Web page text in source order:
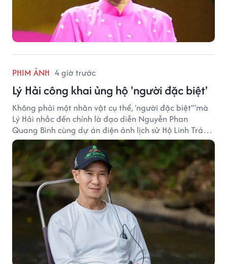
PHIM ẢNH 4 giờ trước
Lý Hải công khai ủng hộ 'người đặc biệt'
Không phải một nhân vật cụ thể, 'người đặc biệt”'mà
Lý Hải nhắc đến chính là đạo diễn Nguyễn Phan
Quang Bình cùng dự án điện ảnh lịch sử Hộ Linh Tráng
Sĩ: Bí Ẩn Mộ Vua Đinh.